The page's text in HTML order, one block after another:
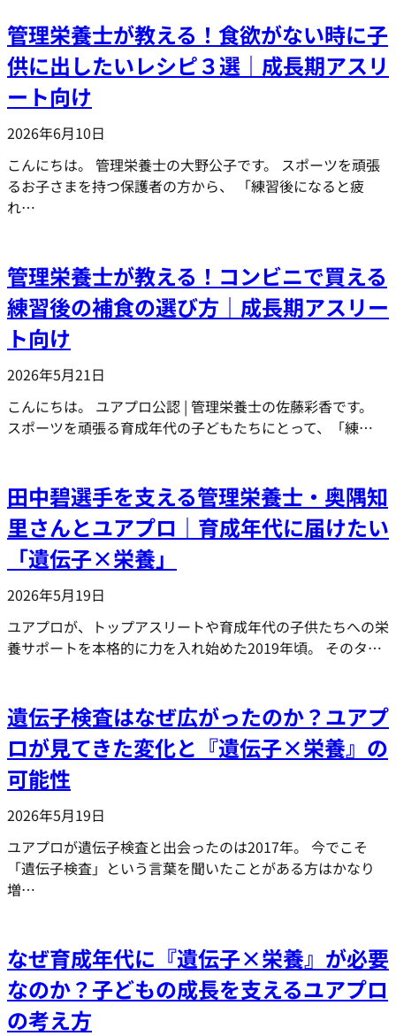
管理栄養士が教える！食欲がない時に子
供に出したいレシピ３選｜成長期アスリ
ート向け
2026年6月10日
こんにちは。 管理栄養士の大野公子です。 スポーツを頑張
るお子さまを持つ保護者の方から、 「練習後になると疲
れ…
管理栄養士が教える！コンビニで買える
練習後の補食の選び方｜成長期アスリー
ト向け
2026年5月21日
こんにちは。 ユアプロ公認 | 管理栄養士の佐藤彩香です。
スポーツを頑張る育成年代の子どもたちにとって、「練…
田中碧選手を支える管理栄養士・奥隅知
里さんとユアプロ｜育成年代に届けたい
「遺伝子×栄養」
2026年5月19日
ユアプロが、トップアスリートや育成年代の子供たちへの栄
養サポートを本格的に力を入れ始めた2019年頃。 そのタ…
遺伝子検査はなぜ広がったのか？ユアプ
ロが見てきた変化と『遺伝子×栄養』の
可能性
2026年5月19日
ユアプロが遺伝子検査と出会ったのは2017年。 今でこそ
「遺伝子検査」という言葉を聞いたことがある方はかなり
増…
なぜ育成年代に『遺伝子×栄養』が必要
なのか？子どもの成長を支えるユアプロ
の考え方